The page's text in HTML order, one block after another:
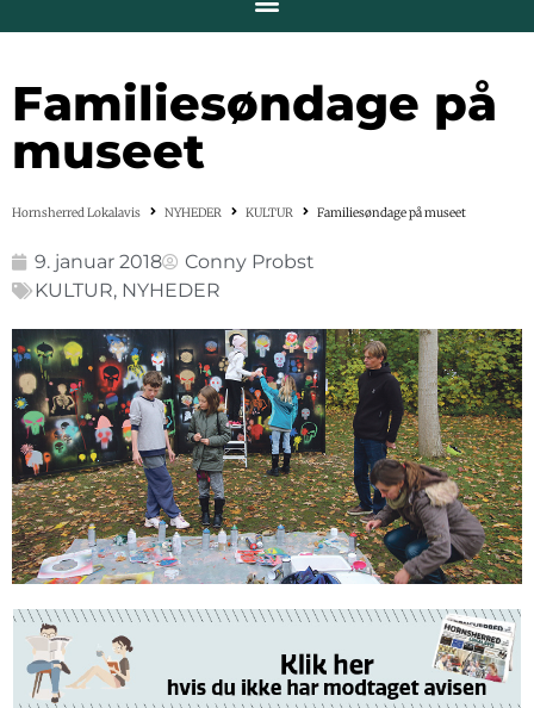
Familiesøndage på
museet
Hornsherred Lokalavis NYHEDER KULTUR Familiesøndage på museet
9. januar 2018
Conny Probst
KULTUR, NYHEDER